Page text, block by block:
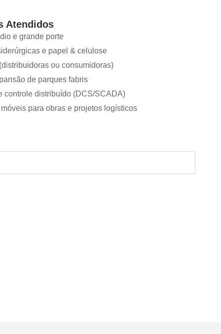
Atendidos
e grande porte
e papel & celulose
ou consumidoras)
de parques fabris
controle distribuído (DCS/SCADA)
para obras e projetos logísticos